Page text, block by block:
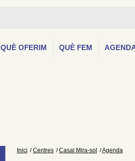
QUÈ OFERIM QUÈ FEM
Inici Centres Casal Mira-sol Agenda